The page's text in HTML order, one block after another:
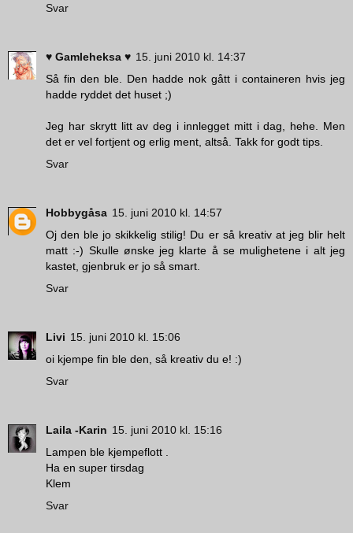
Svar
♥ Gamleheksa ♥ 15. juni 2010 kl. 14:37
Så fin den ble. Den hadde nok gått i containeren hvis jeg
hadde ryddet det huset ;)
Jeg har skrytt litt av deg i innlegget mitt i dag, hehe. Men
det er vel fortjent og erlig ment, altså. Takk for godt tips.
Svar
Hobbygåsa 15. juni 2010 kl. 14:57
Oj den ble jo skikkelig stilig! Du er så kreativ at jeg blir helt
matt :-) Skulle ønske jeg klarte å se mulighetene i alt jeg
kastet, gjenbruk er jo så smart.
Svar
Livi 15. juni 2010 kl. 15:06
oi kjempe fin ble den, så kreativ du e! :)
Svar
Laila -Karin 15. juni 2010 kl. 15:16
Lampen ble kjempeflott .
Ha en super tirsdag
Klem
Svar